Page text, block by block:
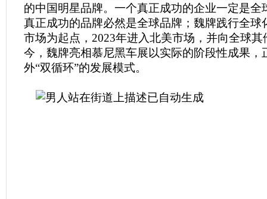
的中国明星品牌。一个真正成功的企业一定是全
真正成功的品牌必然是全球品牌；魏牌践行全球
市场为起点，2023年进入北美市场，并向全球
今，魏牌亮相慕尼黑车展以实际的阶段性成果，
外“双循环”的发展模式。